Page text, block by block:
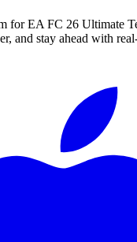
for EA FC 26 Ultimate
and stay ahead with